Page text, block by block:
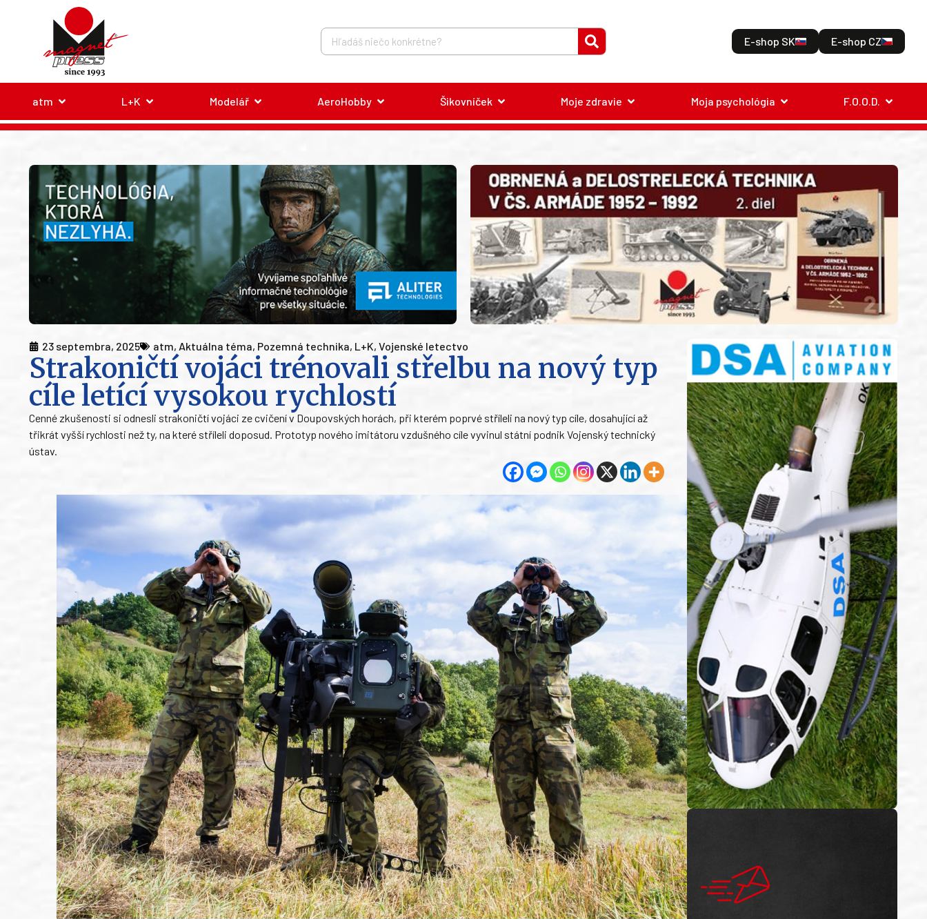
E-shop SK E-shop CZ
atm L+K Modelář AeroHobby Šikovníček Moje zdravie Moja psychológia F.O.O.D.
23 septembra, 2025 atm, Aktuálna téma, Pozemná technika, L+K, Vojenské letectvo
Strakoničtí vojáci trénovali střelbu na nový typ
cíle letící vysokou rychlostí
Cenné zkušenosti si odnesli strakoničtí vojáci ze cvičení v Doupovských horách, při kterém poprvé stříleli na nový typ cíle, dosahující až
třikrát vyšší rychlosti než ty, na které stříleli doposud. Prototyp nového imitátoru vzdušného cíle vyvinul státní podnik Vojenský technický
ústav.